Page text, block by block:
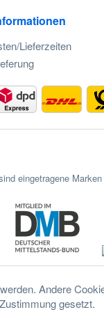
Lieferzeiten
eingetragene
Andere
gesetzt.